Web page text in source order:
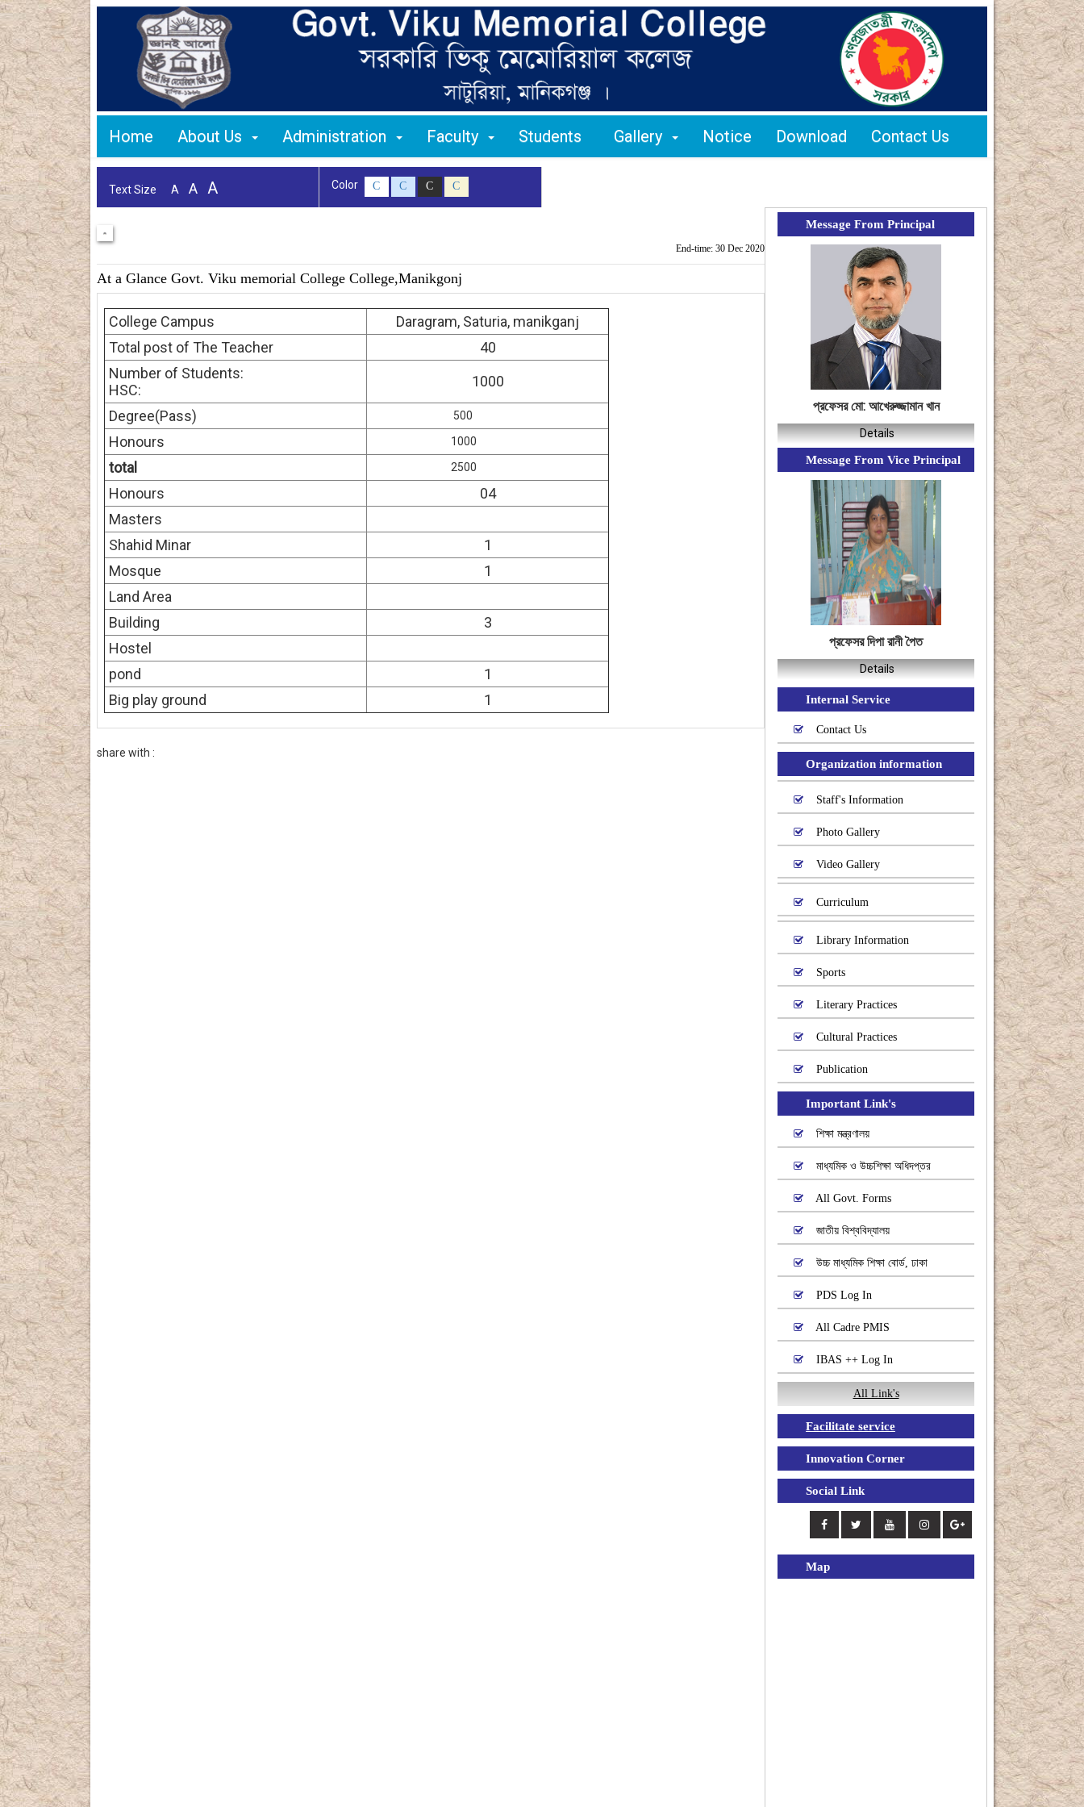
Home About Us Administration Faculty Students Gallery Notice Download Contact Us
Text Size A A A Color C C C C
End-time: 30 Dec 2020
At a Glance Govt. Viku memorial College College,Manikgonj
College Campus
Daragram, Saturia, manikganj
Total post of The Teacher
40
Number of Students:
HSC:
1000
Degree(Pass) 500
Honours 1000
total 2500
Honours
04
Masters
Shahid Minar
1
Mosque
1
Land Area
Building
3
Hostel
pond
1
Big play ground
1
share with :
Message From Principal
প্রফেসর মো: আখেরুজ্জামান খান
Details
Message From Vice Principal
প্রফেসর দিপা রানী পৈত
Details
Internal Service
Contact Us
Organization information
Staff's Information
Photo Gallery
Video Gallery
Curriculum
Library Information
Sports
Literary Practices
Cultural Practices
Publication
Important Link's
শিক্ষা মন্ত্রণালয়
মাধ্যমিক ও উচ্চশিক্ষা অধিদপ্তর
All Govt. Forms
জাতীয় বিশ্ববিদ্যালয়
উচ্চ মাধ্যমিক শিক্ষা বোর্ড, ঢাকা
PDS Log In
All Cadre PMIS
IBAS ++ Log In
All Link's
Facilitate service
Innovation Corner
Social Link
Map